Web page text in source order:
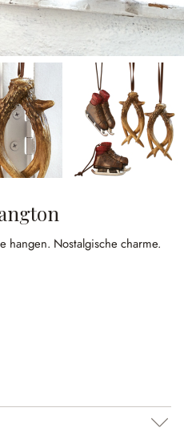
hangen. Nostalgische charme.